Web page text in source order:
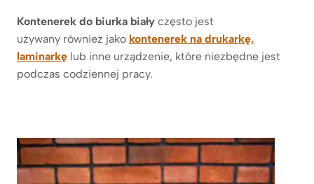
Kontenerek do biurka biały często jest
używany również jako kontenerek na drukarkę,
laminarkę lub inne urządzenie, które niezbędne jest
podczas codziennej pracy.